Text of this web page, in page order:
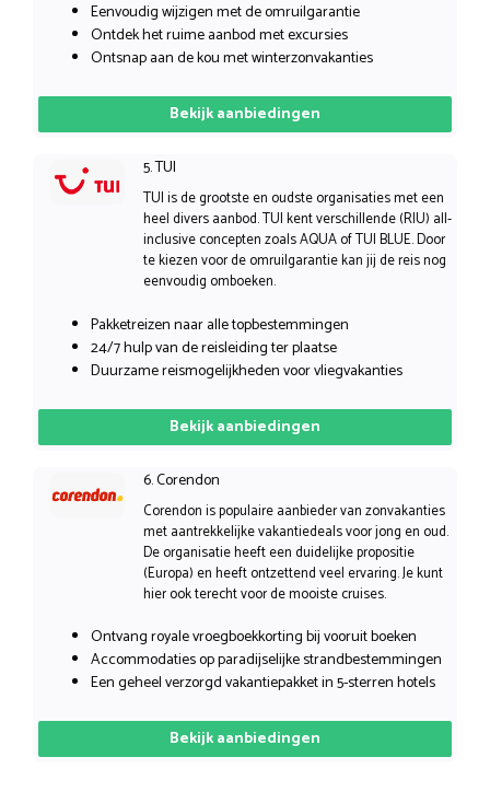
Eenvoudig wijzigen met de omruilgarantie
Ontdek het ruime aanbod met excursies
Ontsnap aan de kou met winterzonvakanties
Bekijk aanbiedingen
5. TUI
TUI is de grootste en oudste organisaties met een
heel divers aanbod. TUI kent verschillende (RIU) all-
inclusive concepten zoals AQUA of TUI BLUE. Door
te kiezen voor de omruilgarantie kan jij de reis nog
eenvoudig omboeken.
Pakketreizen naar alle topbestemmingen
24/7 hulp van de reisleiding ter plaatse
Duurzame reismogelijkheden voor vliegvakanties
Bekijk aanbiedingen
6. Corendon
Corendon is populaire aanbieder van zonvakanties
met aantrekkelijke vakantiedeals voor jong en oud.
De organisatie heeft een duidelijke propositie
(Europa) en heeft ontzettend veel ervaring. Je kunt
hier ook terecht voor de mooiste cruises.
Ontvang royale vroegboekkorting bij vooruit boeken
Accommodaties op paradijselijke strandbestemmingen
Een geheel verzorgd vakantiepakket in 5-sterren hotels
Bekijk aanbiedingen